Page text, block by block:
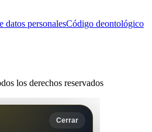
datos personalesCódigo deontológico
los derechos reservados
Cerrar